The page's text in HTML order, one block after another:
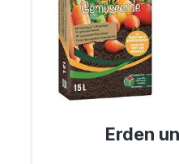
Erden